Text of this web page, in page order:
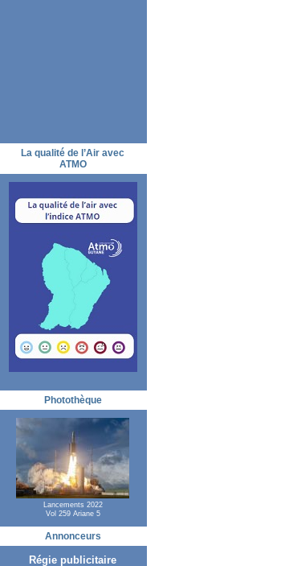
La qualité de l’Air avec
ATMO
Photothèque
Lancements 2022
Vol 259 Ariane 5
Annonceurs
Régie publicitaire